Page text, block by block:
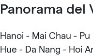
Panorama del
Hanoi - Mai Chau -
Hue - Da Nang - Hoi